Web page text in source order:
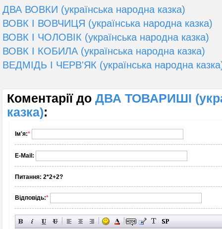
ДВА ВОВКИ (українська народна казка)
ВОВК І ВОВЧИЦЯ (українська народна казка)
ВОВК І ЧОЛОВІК (українська народна казка)
ВОВК І КОБИЛА (українська народна казка)
ВЕДМІДЬ І ЧЕРВ'ЯК (українська народна
Коментарії до ДВА ТОВАРИШІ
казка):
Ім'я:*
E-Mail:
Питання: 2*2+2?
Відповідь:*